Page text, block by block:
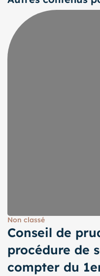
Non classé
Conseil de
procédure de
compter du